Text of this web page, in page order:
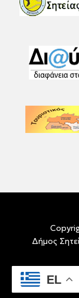
Δήμος
EL